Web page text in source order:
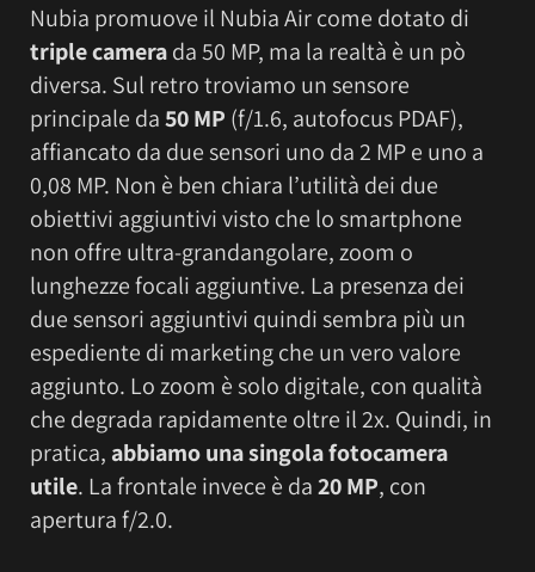
Nubia promuove il Nubia Air come dotato di
triple camerada 50 MP, ma la realtà è un pò
diversa. Sul retro troviamo un sensore
principale da50 MP (f/1.6, autofocus PDAF),
affiancato da due sensori uno da 2 MP e uno a
0,08 MP. Non è ben chiara l’utilità dei due
obiettivi aggiuntivi visto che lo smartphone
non offre ultra-grandangolare, zoom o
lunghezze focali aggiuntive. La presenza dei
due sensori aggiuntivi quindi sembra più un
espediente di marketing che un vero valore
aggiunto. Lo zoom è solo digitale, con qualità
che degrada rapidamente oltre il 2x. Quindi, in
pratica, abbiamo una singola fotocamera
utile. La frontale invece è da20 MP, con
apertura f/2.0.